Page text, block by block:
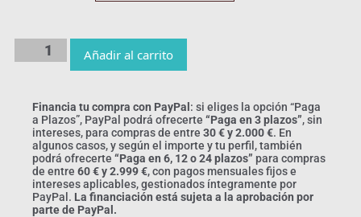
Añadir al carrito
Financia tu compra con PayPal : si eliges la opción “Paga
a Plazos”, PayPal podrá ofrecerte “Paga en 3 plazos”, sin
intereses, para compras de entre 30 € y 2.000 €. En
algunos casos, y según el importe y tu perfil, también
podrá ofrecerte “Paga en 6, 12 o 24 plazos” para compras
de entre 60 € y 2.999 €, con pagos mensuales fijos e
intereses aplicables, gestionados íntegramente por
PayPal. La financiación está sujeta a la aprobación por
parte de PayPal.